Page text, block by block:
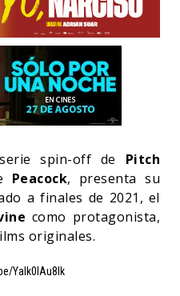
spin-off de Pitch
Peacock, presenta su
a finales de 2021, el
como protagonista,
originales.
Yalk0lAu8lk